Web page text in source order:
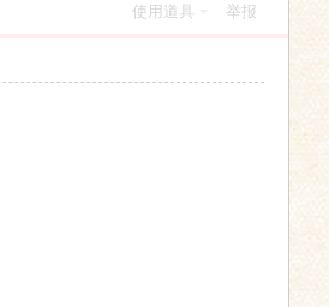
使用道具 举报